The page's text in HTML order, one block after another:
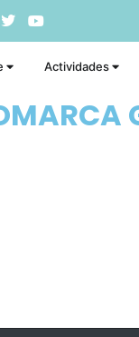
Actividades